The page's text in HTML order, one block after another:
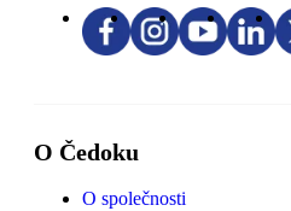
O Čedoku
O společnosti